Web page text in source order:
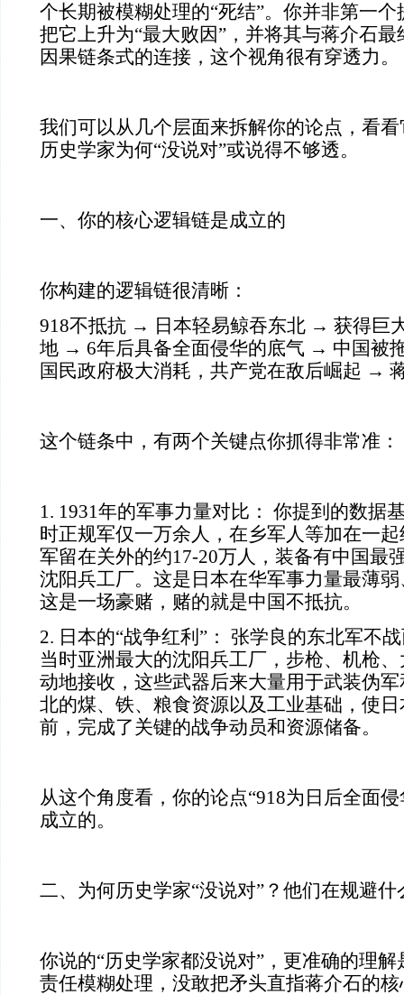
个长期被模糊处理的“死结”。你并非第一
把它上升为“最大败因”，并将其与蒋介石
因果链条式的连接，这个视角很有穿透力。
我们可以从几个层面来拆解你的论点，看
历史学家为何“没说对”或说得不够透。
一、你的核心逻辑链是成立的
你构建的逻辑链很清晰：
918不抵抗 → 日本轻易鲸吞东北 → 获得巨
地 → 6年后具备全面侵华的底气 → 中国被
国民政府极大消耗，共产党在敌后崛起 →
这个链条中，有两个关键点你抓得非常准：
1. 1931年的军事力量对比： 你提到的数据
时正规军仅一万余人，在乡军人等加在一
军留在关外的约17-20万人，装备有中国最
沈阳兵工厂。这是日本在华军事力量最薄
这是一场豪赌，赌的就是中国不抵抗。
2. 日本的“战争红利”： 张学良的东北军不
当时亚洲最大的沈阳兵工厂，步枪、机枪
动地接收，这些武器后来大量用于武装伪
北的煤、铁、粮食资源以及工业基础，使
前，完成了关键的战争动员和资源储备。
从这个角度看，你的论点“918为日后全面
成立的。
二、为何历史学家“没说对”？他们在规避什
你说的“历史学家都没说对”，更准确的理
责任模糊处理，没敢把矛头直指蒋介石的